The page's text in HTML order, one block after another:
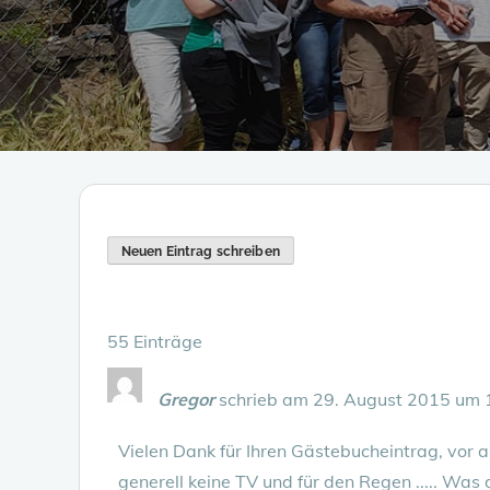
55 Einträge
Gregor schrieb am 29. August 2015 um
Vielen Dank für Ihren Gästebucheintrag, vor
generell keine TV und für den Regen .....